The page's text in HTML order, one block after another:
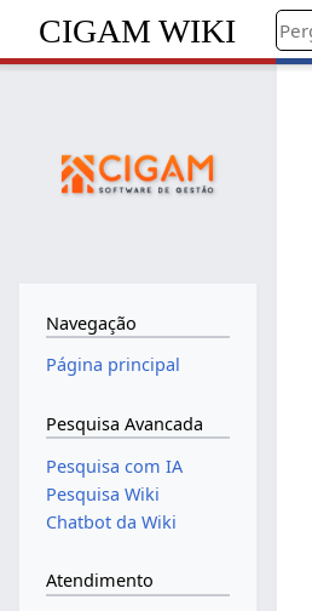
CIGAM WIKI
Navegação
Página principal
Pesquisa Avancada
Pesquisa com IA
Pesquisa Wiki
Chatbot da Wiki
Atendimento